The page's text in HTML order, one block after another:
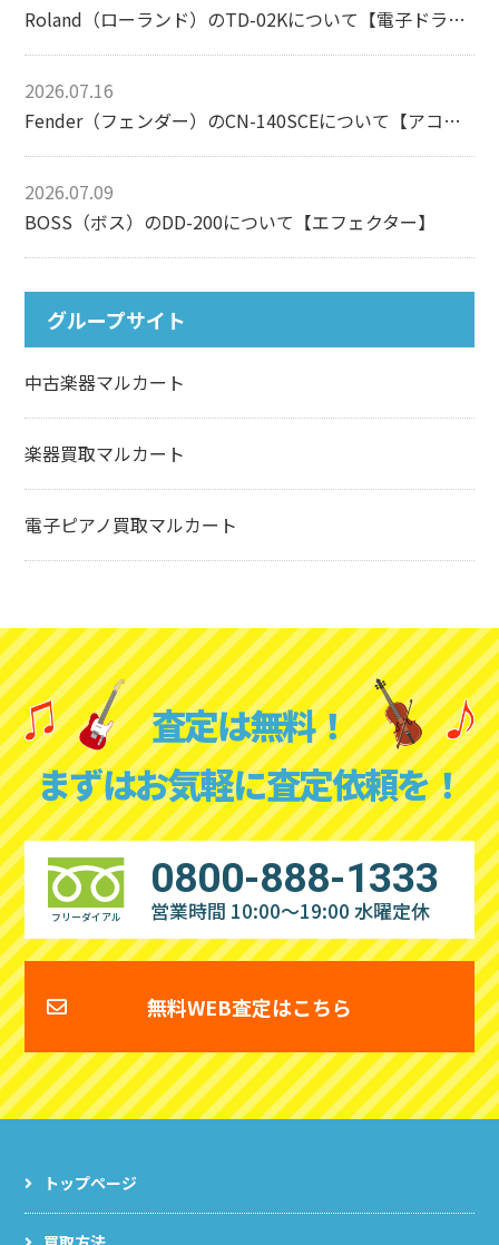
Roland（ローランド）のTD-02Kについて【電子ドラム】
2026.07.16
Fender（フェンダー）のCN-140SCEについて【アコースティックギター】
2026.07.09
BOSS（ボス）のDD-200について【エフェクター】
グループサイト
中古楽器マルカート
楽器買取マルカート
電子ピアノ買取マルカート
査定は無料！
まずはお気軽に査定依頼を！
フリーダイアル
0800-888-1333
営業時間 10:00～19:00 水曜定休
無料WEB査定はこちら
トップページ